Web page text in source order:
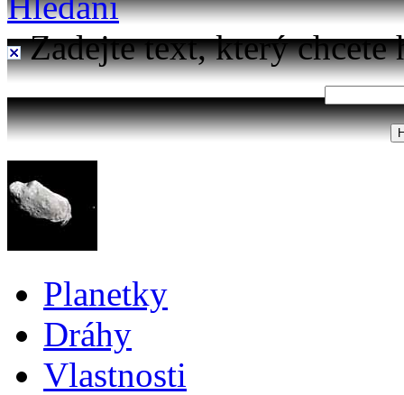
Zadejte text, který chcete
Planetky
Dráhy
Vlastnosti